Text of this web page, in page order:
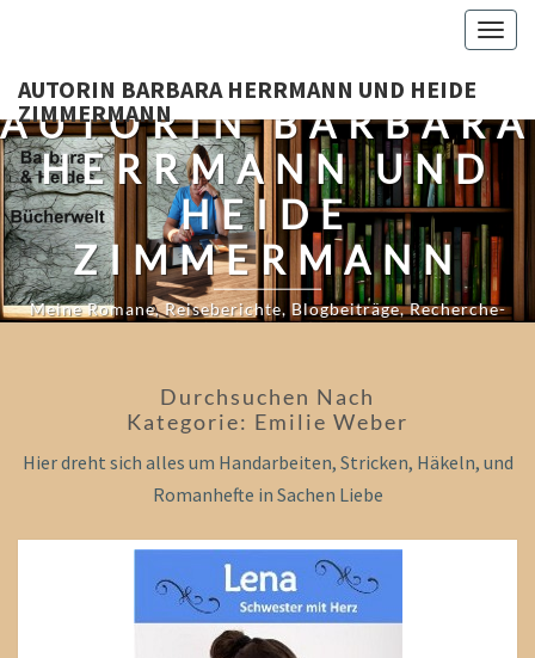
content
AUTORIN BARBARA HERRMANN UND HEIDE
ZIMMERMANN
AUTORIN BARBARA
HERRMANN UND
HEIDE
ZIMMERMANN
Meine Romane, Reiseberichte, Blogbeiträge, Recherche-
Tagebücher Und Mehr…
Durchsuchen Nach
Kategorie: Emilie Weber
Hier dreht sich alles um Handarbeiten, Stricken, Häkeln, und
Romanhefte in Sachen Liebe